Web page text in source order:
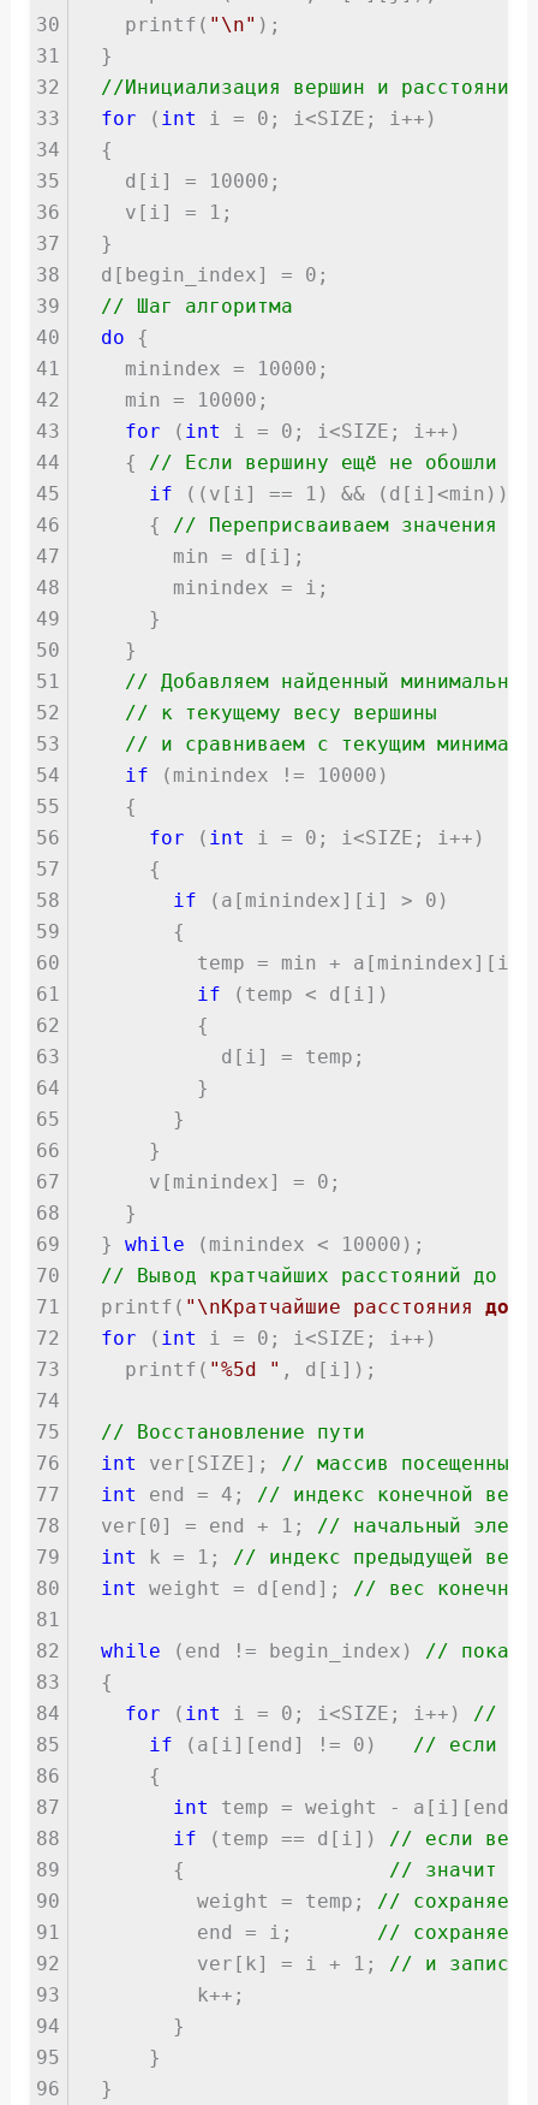
30
31
32
33
34
35
36
37
38
39
40
41
42
43
44
45
46
47
48
49
50
51
52
53
54
55
56
57
58
59
60
61
62
63
64
65
66
67
68
69
70
71
72
73
74
75
76
77
78
79
80
81
82
83
84
85
86
87
88
89
90
91
92
93
94
95
96
printf( "\n" );
}
//Инициализация вершин и расстояний
for ( int
i = 0; i<SIZE; i++)
{
d[i] = 10000;
v[i] = 1;
}
d[begin_index] = 0;
// Шаг алгоритма
do {
minindex = 10000;
min = 10000;
for ( int
i = 0; i<SIZE; i++)
{ // Если вершину ещё не обошли и
if ((v[i] == 1) && (d[i]<min))
{ // Переприсваиваем значения
min = d[i];
minindex = i;
}
}
// Добавляем найденный
// к текущему весу вершины
// и сравниваем с текущим
if (minindex != 10000)
{
for ( int
i = 0; i<SIZE; i++)
{
if (a[minindex][i] > 0)
{
temp = min + a[minindex][i];
if (temp < d[i])
{
d[i] = temp;
}
}
}
v[minindex] = 0;
}
}while (minindex < 10000);
// Вывод кратчайших расстояний до
printf( "\nКратчайшие расстояниядо
for ( int
i = 0; i<SIZE; i++)
printf( "%5d " , d[i]);
// Восстановление пути
int
ver[SIZE]; // массив посещенных
int
end = 4; // индекс конечной
ver[0] = end + 1; // начальный
int
k = 1; // индекс предыдущей
int
weight = d[end]; // вес конечной
while (end != begin_index) // пока
{
for ( int i = 0; i<SIZE; i++) //
if (a[i][end] != 0) // если
{
int
temp = weight -
if (temp == d[i]) // если вес
{ // значит из
weight = temp; // сохраняем
end = i; // сохраняем
ver[k] = i + 1; // и
k++;
}
}
}